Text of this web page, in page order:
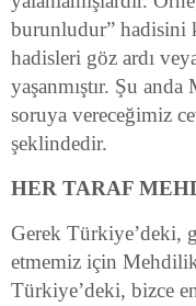
burunludur” hadisini
hadisleri göz ardı
yaşanmıştır. Şu
soruya vereceğimiz
şeklindedir.
HER TARAF
Gerek Türkiye’deki,
etmemiz için
Türkiye’deki, bizce